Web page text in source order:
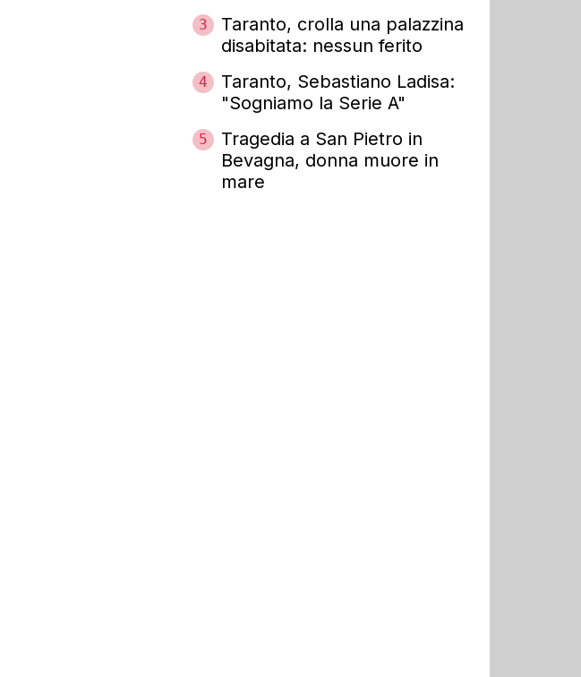
3
Taranto, crolla una palazzina
disabitata: nessun ferito
4
Taranto, Sebastiano Ladisa:
"Sogniamo la Serie A"
5
Tragedia a San Pietro in
Bevagna, donna muore in
mare